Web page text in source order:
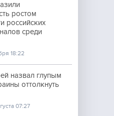
ростом
российских
среди
18:22
назвал глупым
оттолкнуть
07:27